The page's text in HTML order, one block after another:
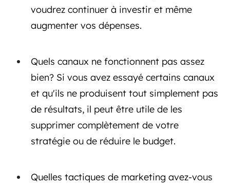
voudrez continuer à investir et même
augmenter vos dépenses.
Quels canaux ne fonctionnent pas assez
bien? Si vous avez essayé certains canaux
et qu'ils ne produisent tout simplement pas
de résultats, il peut être utile de les
supprimer complètement de votre
stratégie ou de réduire le budget.
Quelles tactiques de marketing avez-vous